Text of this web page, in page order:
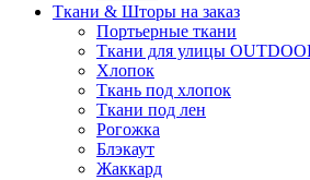
Ткани & Шторы на заказ
Портьерные ткани
Ткани для улицы
Хлопок
Ткань под хлопок
Ткани под лен
Рогожка
Блэкаут
Жаккард